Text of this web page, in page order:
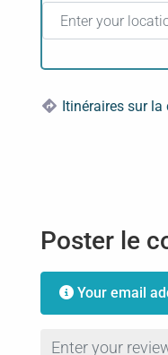
Enter your location
Itinéraires sur la
Poster le
Your email
Review text